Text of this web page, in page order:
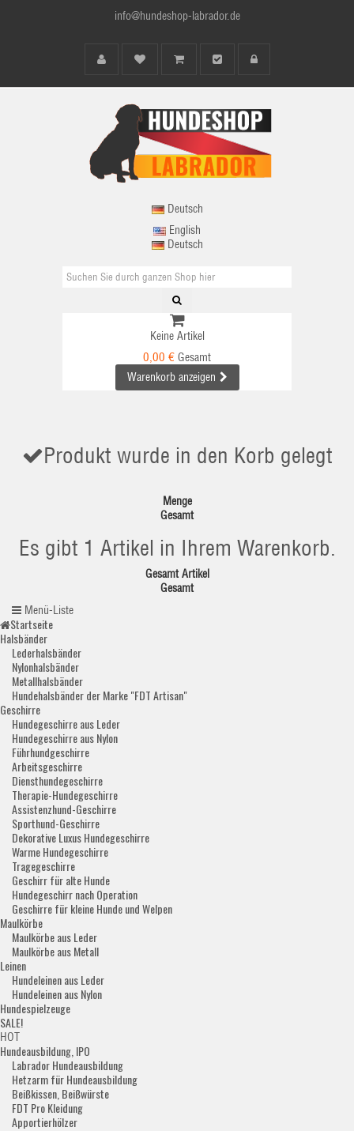
info@hundeshop-labrador.de
Deutsch
English
Deutsch
Keine Artikel
0,00 € Gesamt
Warenkorb anzeigen
Produkt wurde in den Korb gelegt
Menge
Gesamt
Es gibt 1 Artikel in Ihrem Warenkorb.
Gesamt Artikel
Gesamt
Menü-Liste
Startseite
Halsbänder
Lederhalsbänder
Nylonhalsbänder
Metallhalsbänder
Hundehalsbänder der Marke "FDT Artisan"
Geschirre
Hundegeschirre aus Leder
Hundegeschirre aus Nylon
Führhundgeschirre
Arbeitsgeschirre
Diensthundegeschirre
Therapie-Hundegeschirre
Assistenzhund-Geschirre
Sporthund-Geschirre
Dekorative Luxus Hundegeschirre
Warme Hundegeschirre
Tragegeschirre
Geschirr für alte Hunde
Hundegeschirr nach Operation
Geschirre für kleine Hunde und Welpen
Maulkörbe
Maulkörbe aus Leder
Maulkörbe aus Metall
Leinen
Hundeleinen aus Leder
Hundeleinen aus Nylon
Hundespielzeuge
SALE!
HOT
Hundeausbildung, IPO
Labrador Hundeausbildung
Hetzarm für Hundeausbildung
Beißkissen, Beißwürste
FDT Pro Kleidung
Apportierhölzer